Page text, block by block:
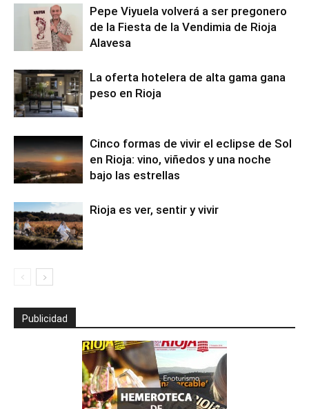
Pepe Viyuela volverá a ser pregonero
de la Fiesta de la Vendimia de Rioja
Alavesa
La oferta hotelera de alta gama gana
peso en Rioja
Cinco formas de vivir el eclipse de Sol
en Rioja: vino, viñedos y una noche
bajo las estrellas
Rioja es ver, sentir y vivir
Publicidad